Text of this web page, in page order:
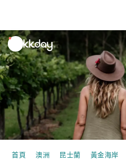
unread
notifications
首頁 澳洲 昆士蘭 黃金海岸